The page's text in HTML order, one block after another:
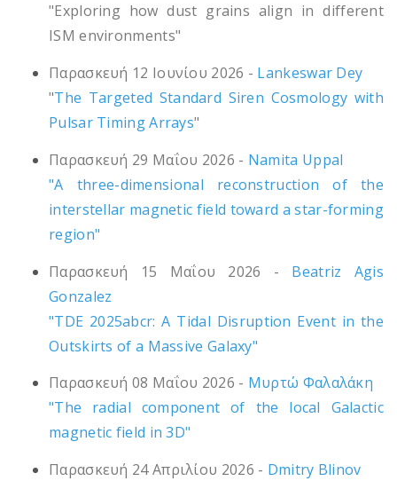
"Exploring how dust grains align in different
ISM environments"
Παρασκευή 12 Ιουνίου 2026 - Lankeswar Dey
"The Targeted Standard Siren Cosmology with
Pulsar Timing Arrays"
Παρασκευή 29 Μαΐου 2026 - Namita Uppal
"A three-dimensional reconstruction of the
interstellar magnetic field toward a star-forming
region"
Παρασκευή 15 Μαΐου 2026 -
Beatriz Agis
Gonzalez
"TDE 2025abcr: A Tidal Disruption Event in the
Outskirts of a Massive Galaxy"
Παρασκευή 08 Μαΐου 2026 - Μυρτώ Φαλαλάκη
"The radial component of the local Galactic
magnetic field in 3D"
Παρασκευή 24 Απριλίου 2026 - Dmitry Blinov